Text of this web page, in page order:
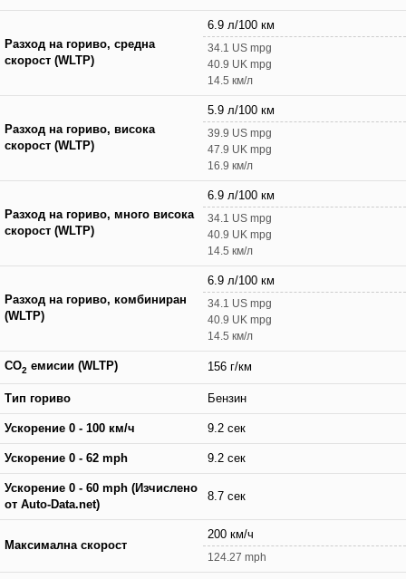
Разход на гориво, средна
скорост (WLTP)
6.9 л/100 км
34.1 US mpg
40.9 UK mpg
14.5 км/л
Разход на гориво, висока
скорост (WLTP)
5.9 л/100 км
39.9 US mpg
47.9 UK mpg
16.9 км/л
Разход на гориво, много висока
скорост (WLTP)
6.9 л/100 км
34.1 US mpg
40.9 UK mpg
14.5 км/л
Разход на гориво, комбиниран
(WLTP)
6.9 л/100 км
34.1 US mpg
40.9 UK mpg
14.5 км/л
CO2 емисии (WLTP) 156 г/км
Тип гориво Бензин
Ускорение 0 - 100 км/ч 9.2 сек
Ускорение 0 - 62 mph 9.2 сек
Ускорение 0 - 60 mph (Изчислено
от Auto-Data.net)
8.7 сек
Максимална скорост
200 км/ч
124.27 mph